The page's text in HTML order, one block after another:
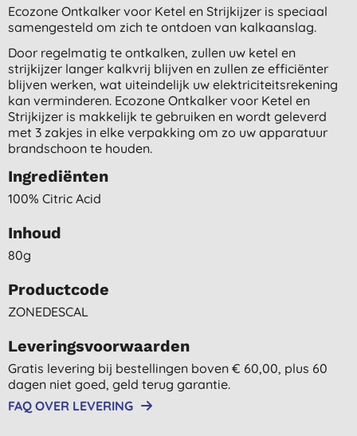
Ecozone Ontkalker voor Ketel en Strijkijzer is speciaal
samengesteld om zich te ontdoen van kalkaanslag.
Door regelmatig te ontkalken, zullen uw ketel en
strijkijzer langer kalkvrij blijven en zullen ze efficiënter
blijven werken, wat uiteindelijk uw elektriciteitsrekening
kan verminderen. Ecozone Ontkalker voor Ketel en
Strijkijzer is makkelijk te gebruiken en wordt geleverd
met 3 zakjes in elke verpakking om zo uw apparatuur
brandschoon te houden.
Ingrediënten
100% Citric Acid
Inhoud
80g
Productcode
ZONEDESCAL
Leveringsvoorwaarden
Gratis levering bij bestellingen boven € 60,00, plus 60
dagen niet goed, geld terug garantie.
FAQ OVER LEVERING